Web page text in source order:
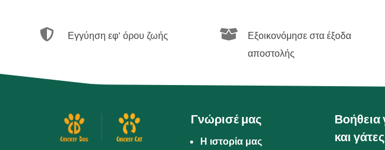
 Εγγύηση εφ’ όρου ζωής 
Εξοικονόμησε στα έξοδα
αποστολής
Γνώρισέ μας
Η ιστορία μας
Βοήθεια
και γάτες